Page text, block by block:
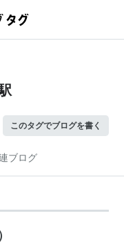
このタグでブログを書く
ブログ